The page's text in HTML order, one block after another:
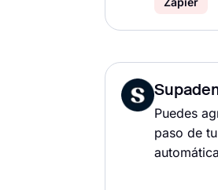
Puedes
paso de